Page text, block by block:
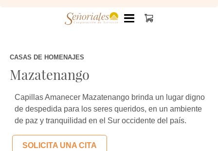
CASAS DE HOMENAJES
Mazatenango
Capillas Amanecer Mazatenango brinda un lugar digno
de despedida para los seres queridos, en un ambiente
de paz y tranquilidad en el Sur occidente del país.
SOLICITA UNA CITA